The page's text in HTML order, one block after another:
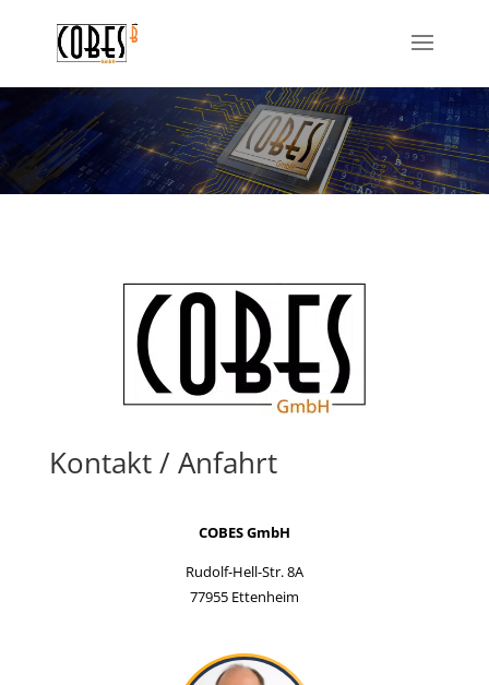
Kontakt / Anfahrt
COBES GmbH
Rudolf-Hell-Str. 8A
77955 Ettenheim